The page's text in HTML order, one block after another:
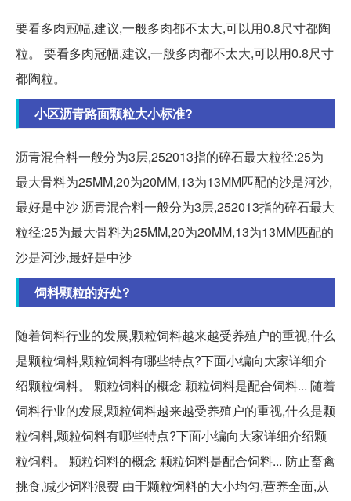
要看多肉冠幅,建议,一般多肉都不太大,可以用0.8尺寸都陶
粒。 要看多肉冠幅,建议,一般多肉都不太大,可以用0.8尺寸
都陶粒。
小区沥青路面颗粒大小标准?
沥青混合料一般分为3层,252013指的碎石最大粒径:25为
最大骨料为25MM,20为20MM,13为13MM匹配的沙是河沙,
最好是中沙 沥青混合料一般分为3层,252013指的碎石最大
粒径:25为最大骨料为25MM,20为20MM,13为13MM匹配的
沙是河沙,最好是中沙
饲料颗粒的好处?
随着饲料行业的发展,颗粒饲料越来越受养殖户的重视,什么
是颗粒饲料,颗粒饲料有哪些特点?下面小编向大家详细介
绍颗粒饲料。 颗粒饲料的概念 颗粒饲料是配合饲料... 随着
饲料行业的发展,颗粒饲料越来越受养殖户的重视,什么是颗
粒饲料,颗粒饲料有哪些特点?下面小编向大家详细介绍颗
粒饲料。 颗粒饲料的概念 颗粒饲料是配合饲料... 防止畜禽
挑食,减少饲料浪费 由于颗粒饲料的大小均匀,营养全面,从